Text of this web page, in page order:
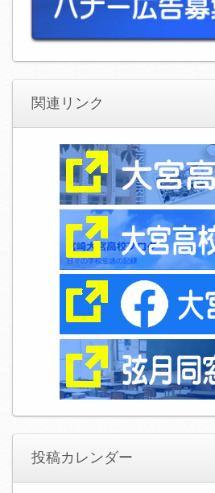
関連リンク
投稿カレンダー